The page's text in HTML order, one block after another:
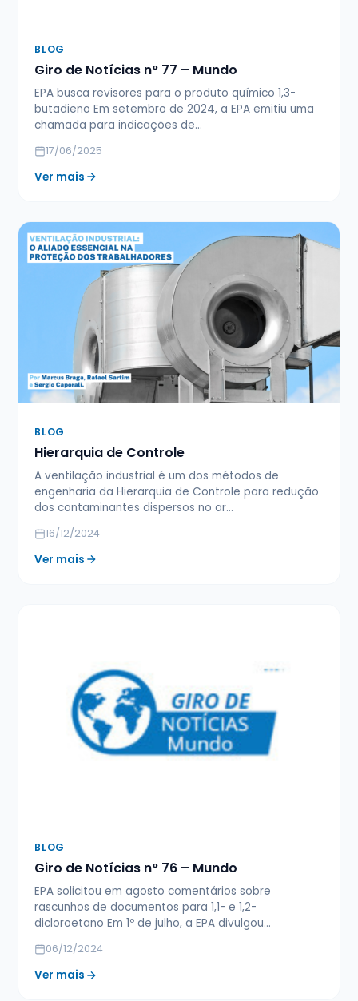
BLOG
Giro de Notícias n° 77 – Mundo
EPA busca revisores para o produto químico 1,3-
butadieno Em setembro de 2024, a EPA emitiu uma
chamada para indicações de…
17/06/2025
Ver mais
BLOG
Hierarquia de Controle
A ventilação industrial é um dos métodos de
engenharia da Hierarquia de Controle para redução
dos contaminantes dispersos no ar…
16/12/2024
Ver mais
BLOG
Giro de Notícias n° 76 – Mundo
EPA solicitou em agosto comentários sobre
rascunhos de documentos para 1,1- e 1,2-
dicloroetano Em 1º de julho, a EPA divulgou…
06/12/2024
Ver mais